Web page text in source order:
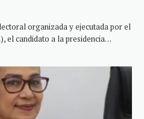
organizada y ejecutada por el
el candidato a la presidencia…